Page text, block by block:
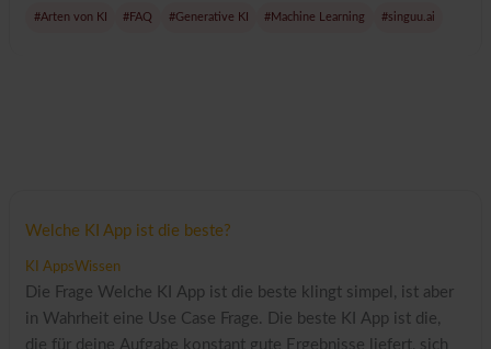
#Arten von KI #FAQ #Generative KI #Machine Learning #singuu.ai
Welche KI App ist die beste?
KI AppsWissen
Die Frage Welche KI App ist die beste klingt simpel, ist aber
in Wahrheit eine Use Case Frage. Die beste KI App ist die,
die für deine Aufgabe konstant gute Ergebnisse liefert, sich